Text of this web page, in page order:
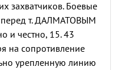
захватчиков. Боевые
перед т. ДАЛМАТОВЫМ
и честно, 15. 43
на сопротивление
урепленную линию